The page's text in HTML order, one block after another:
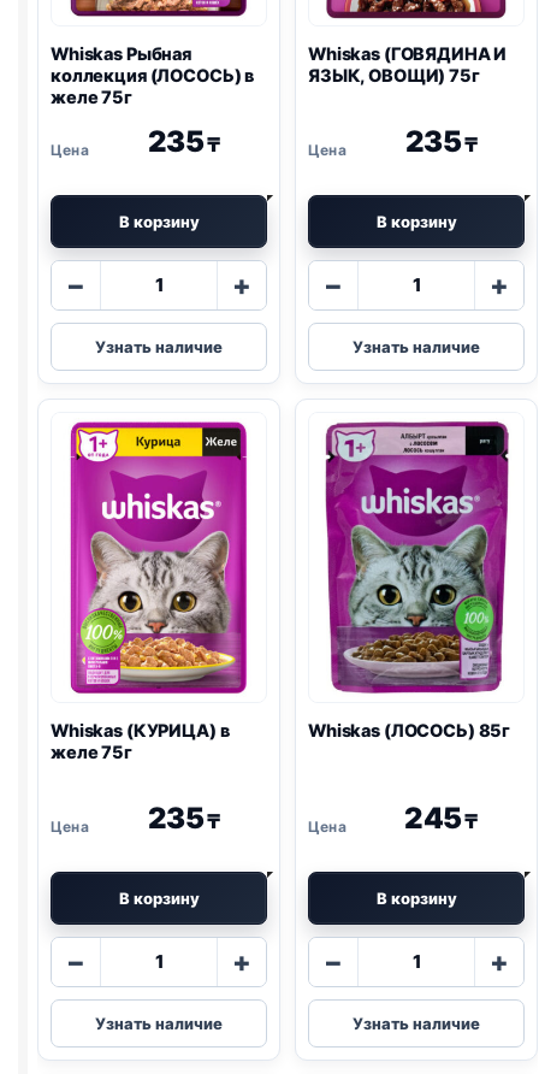
Whiskas Рыбная
коллекция (ЛОСОСЬ) в
желе 75г
235₸
В корзину
−
Количество
Whiskas
Рыбная
коллекция
в
желе
75г
+
Узнать наличие
Whiskas (ГОВЯДИНА И
ЯЗЫК, ОВОЩИ) 75г
235₸
В корзину
−
Количество
Whiskas
(ГОВЯДИНА
И
ОВОЩИ)
75г
+
Узнать наличие
Whiskas (КУРИЦА) в
желе 75г
235₸
В корзину
−
Количество
Whiskas
(КУРИЦА)
в
+
Узнать наличие
Whiskas (ЛОСОСЬ) 85г
245₸
В корзину
−
Количество
Whiskas
(ЛОСОСЬ)
85г
+
Узнать наличие